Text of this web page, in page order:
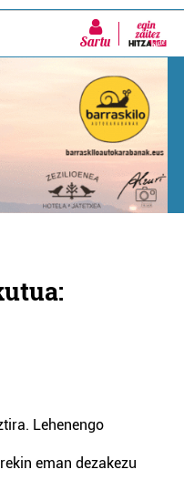
Sartu
Lehenengo
eman dezakezu